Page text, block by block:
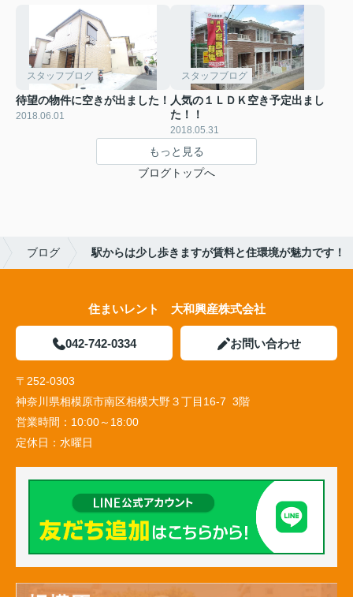
スタッフブログ
待望の物件に空きが出ました！
2018.06.01
スタッフブログ
人気の１ＬＤＫ空き予定出まし
た！！
2018.05.31
もっと見る
ブログトップへ
ブログ 駅からは少し歩きますが賃料と住環境が魅力です！
住まいレント 大和興産株式会社
042-742-0334 お問い合わせ
〒252-0303
神奈川県相模原市南区相模大野３丁目16-7 3階
営業時間： 10:00～18:00
定休日： 水曜日